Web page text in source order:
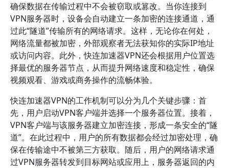
确保数据在传输过程中不会被窃取或篡改。当你连接到
VPN服务器时，设备会自动建立一条加密的连接通道，通
过此“隧道”传输所有的网络请求。这样，无论你在何处，
网络流量都被加密，外部观察者无法获知你的实际IP地址
或访问内容。此外，快连加速器VPN还会根据用户位置选
择最优的服务器节点，从而提升网络速度和稳定性，确保
视频观看、游戏或商务操作的流畅体验。
快连加速器VPN的工作机制可以分为几个关键步骤：首
先，用户启动VPN客户端并选择一个服务器位置。接着，
VPN客户端与该服务器建立加密连接，形成一条安全的“隧
道”。在此过程中，用户的所有数据都会经过加密处理，确
保在传输途中不被第三方获取。随后，用户的网络请求通
过VPN服务器转发到目标网站或应用上，服务器返回的内